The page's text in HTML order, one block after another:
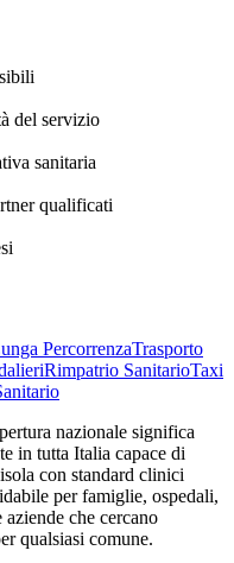
del servizio
sanitaria
qualificati
PercorrenzaTrasporto
Rimpatrio SanitarioTaxi
nazionale significa
in tutta Italia capace di
con standard clinici
per famiglie, ospedali,
che cercano
qualsiasi comune.